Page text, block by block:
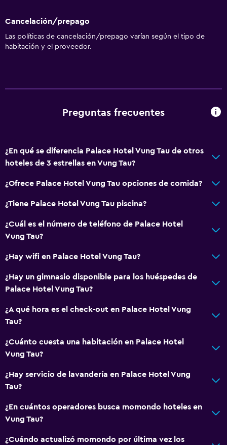
Cancelación/prepago
Las políticas de cancelación/prepago varían según el tipo de
habitación y el proveedor.
Preguntas frecuentes
¿En qué se diferencia Palace Hotel Vung Tau de otros
hoteles de 3 estrellas en Vung Tau?
¿Ofrece Palace Hotel Vung Tau opciones de comida?
¿Tiene Palace Hotel Vung Tau piscina?
¿Cuál es el número de teléfono de Palace Hotel
Vung Tau?
¿Hay wifi en Palace Hotel Vung Tau?
¿Hay un gimnasio disponible para los huéspedes de
Palace Hotel Vung Tau?
¿A qué hora es el check-out en Palace Hotel Vung
Tau?
¿Cuánto cuesta una habitación en Palace Hotel
Vung Tau?
¿Hay servicio de lavandería en Palace Hotel Vung
Tau?
¿En cuántos operadores busca momondo hoteles en
Vung Tau?
¿Cuándo actualizó momondo por última vez los